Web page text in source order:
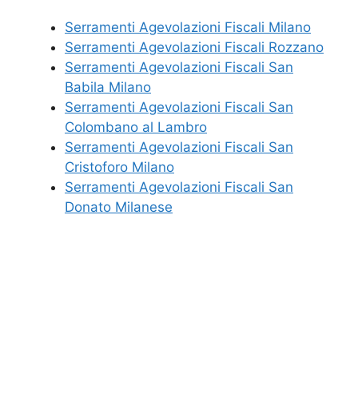
Serramenti Agevolazioni Fiscali Milano
Serramenti Agevolazioni Fiscali Rozzano
Serramenti Agevolazioni Fiscali San
Babila Milano
Serramenti Agevolazioni Fiscali San
Colombano al Lambro
Serramenti Agevolazioni Fiscali San
Cristoforo Milano
Serramenti Agevolazioni Fiscali San
Donato Milanese